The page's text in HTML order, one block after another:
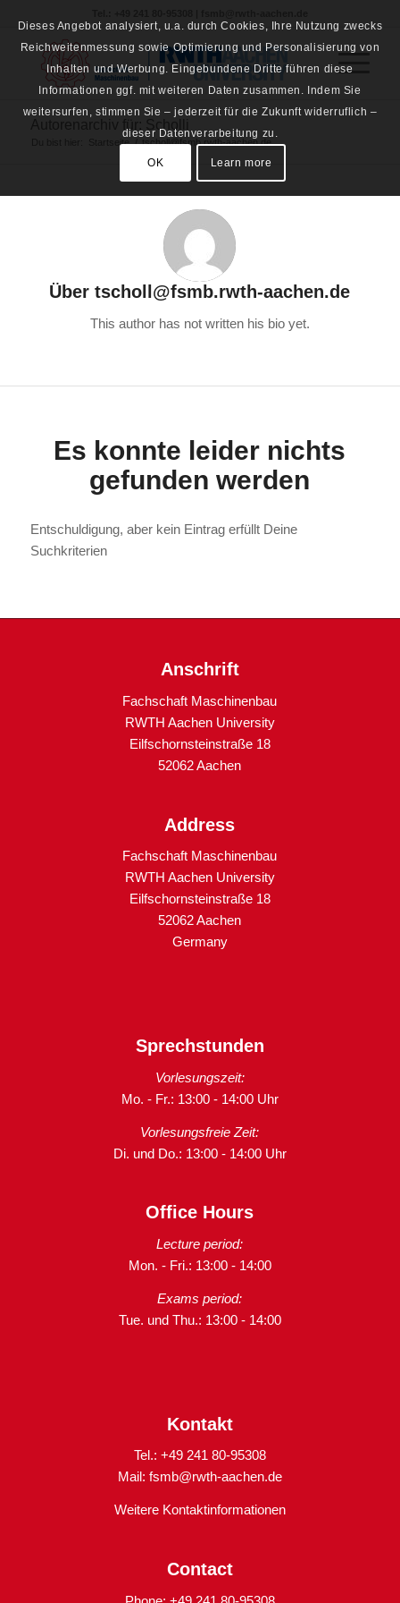
Startseite / tscholl@fsmb.rwth-aachen.de
Übertscholl@fsmb.rwth-aachen.de
This author has not written his bio yet.
Es konnte leider nichts
gefunden werden
Entschuldigung, aber kein Eintrag erfüllt Deine
Suchkriterien
Anschrift
Fachschaft Maschinenbau
RWTH Aachen University
Eilfschornsteinstraße 18
52062 Aachen
Address
Fachschaft Maschinenbau
RWTH Aachen University
Eilfschornsteinstraße 18
52062 Aachen
Germany
Sprechstunden
Vorlesungszeit:
Mo. - Fr.: 13:00 - 14:00 Uhr
Vorlesungsfreie Zeit:
Di. und Do.: 13:00 - 14:00 Uhr
Office Hours
Lecture period:
Mon. - Fri.: 13:00 - 14:00
Exams period:
Tue. und Thu.: 13:00 - 14:00
Kontakt
Tel.: +49 241 80-95308
Mail: fsmb@rwth-aachen.de
Weitere Kontaktinformationen
Contact
Dieses Angebot analysiert, u.a. durch Cookies, Ihre Nutzung zwecks
Reichweitenmessung sowie Optimierung und Personalisierung von
Inhalten und Werbung. Eingebundene Dritte führen diese
Informationen ggf. mit weiteren Daten zusammen. Indem Sie
weitersurfen, stimmen Sie – jederzeit für die Zukunft widerruflich –
dieser Datenverarbeitung zu.
OK Learn more